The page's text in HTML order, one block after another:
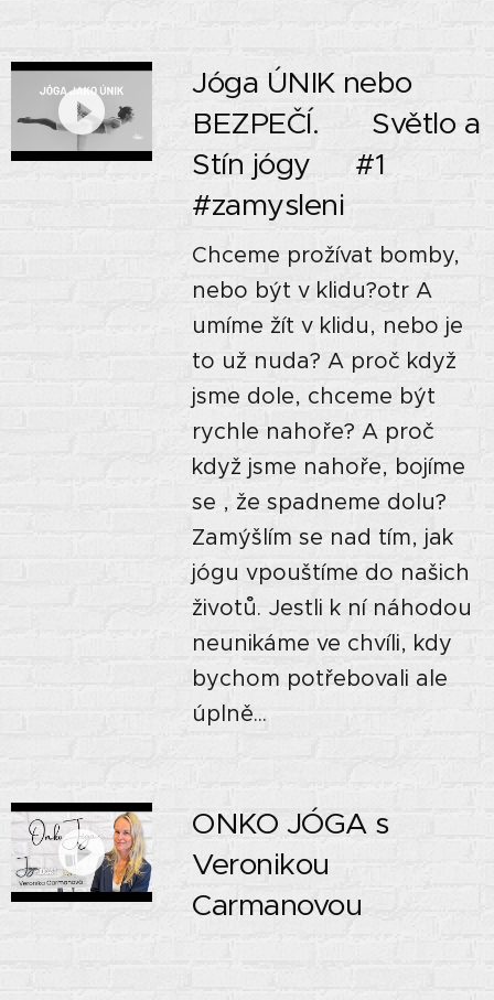
Jóga ÚNIK nebo
BEZPEČÍ. 🙏🏼 Světlo a
Stín jógy🌘 #1
#zamysleni
Chceme prožívat bomby,
nebo být v klidu?otr A
umíme žít v klidu, nebo je
to už nuda? A proč když
jsme dole, chceme být
rychle nahoře? A proč
když jsme nahoře, bojíme
se , že spadneme dolu?
Zamýšlím se nad tím, jak
jógu vpouštíme do našich
životů. Jestli k ní náhodou
neunikáme ve chvíli, kdy
bychom potřebovali ale
úplně...
ONKO JÓGA s
Veronikou
Carmanovou